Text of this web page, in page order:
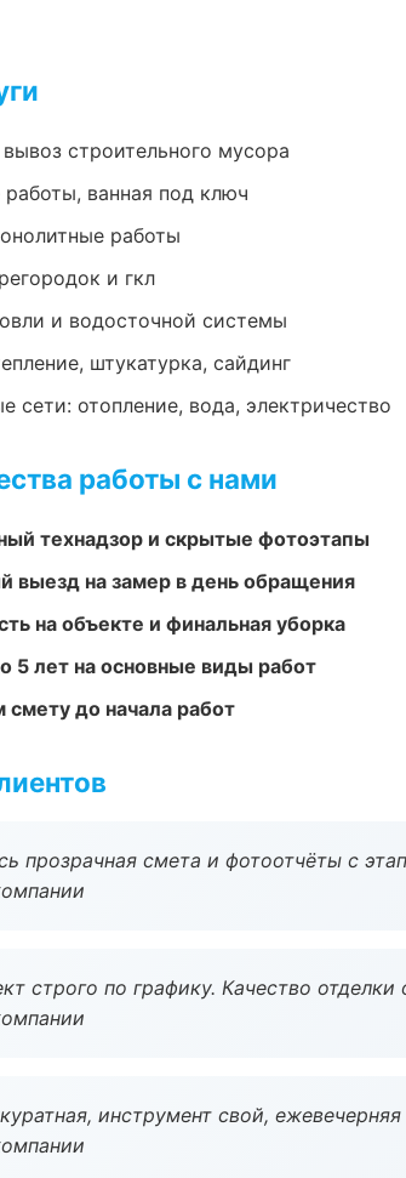
строительного мусора
ванная под ключ
работы
и гкл
и водосточной системы
штукатурка, сайдинг
сети: отопление, вода, электричество
работы с нами
технадзор и скрытые фотоэтапы
выезд на замер в день обращения
на объекте и финальная уборка
5 лет на основные виды работ
до начала работ
прозрачная смета и фотоотчёты с
строго по графику. Качество
инструмент свой,